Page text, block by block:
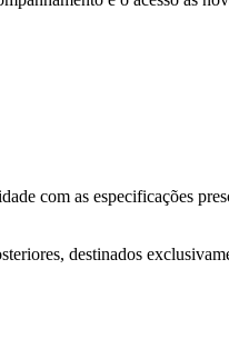
com as especificações
destinados